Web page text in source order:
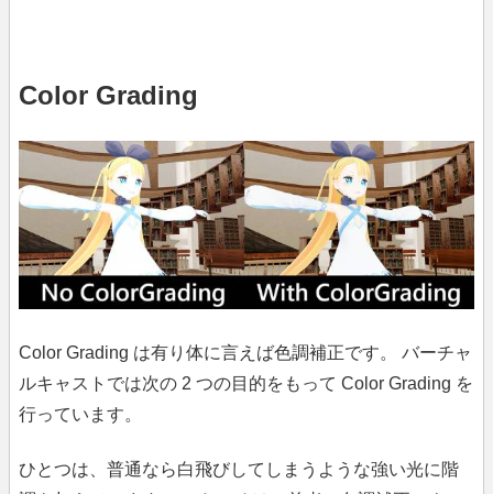
Color Grading
Color Grading は有り体に言えば色調補正です。 バーチャ
ルキャストでは次の 2 つの目的をもって Color Grading を
行っています。
ひとつは、普通なら白飛びしてしまうような強い光に階